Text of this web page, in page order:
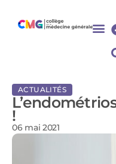
ACTUALITÉS
!
06 mai 2021